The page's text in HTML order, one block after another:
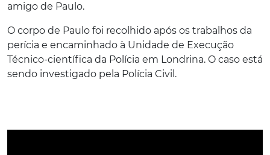
amigo de Paulo.
O corpo de Paulo foi recolhido após os trabalhos da
perícia e encaminhado à Unidade de Execução
Técnico-científica da Polícia em Londrina. O caso está
sendo investigado pela Polícia Civil.